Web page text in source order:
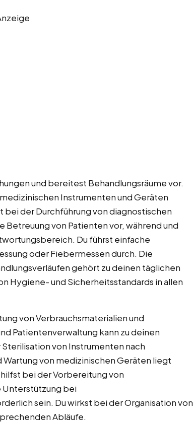
und bereitest Behandlungsräume vor.
Instrumenten und Geräten
der Durchführung von diagnostischen
Betreuung von Patienten vor, während und
Du führst einfache
oder Fiebermessen durch. Die
gehört zu deinen täglichen
Hygiene- und Sicherheitsstandards in allen
von Verbrauchsmaterialien und
Patientenverwaltung kann zu deinen
von Instrumenten nach
von medizinischen Geräten liegt
bei der Vorbereitung von
Unterstützung bei
sein. Du wirkst bei der Organisation von
Abläufe.